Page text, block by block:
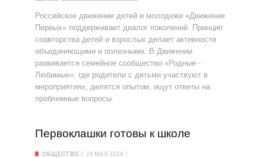
Российское движение детей и молодежи «Движение
Первых» поддерживает диалог поколений. Принцип
соавторства детей и взрослых делает активности
объединяющими и полезными. В Движении
развивается семейное сообщество «Родные -
Любимые», где родители с детьми участвуют в
мероприятиях, делятся опытом, ищут ответы на
проблемные вопросы.
Первоклашки готовы к школе
ОБЩЕСТВО
24 МАЯ 2024